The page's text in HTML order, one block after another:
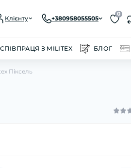
Клієнту +380958055505
0
СПІВПРАЦЯ З MILITEX БЛОГ
Піксель